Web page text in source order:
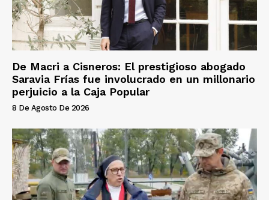
De Macri a Cisneros: El prestigioso abogado
Saravia Frías fue involucrado en un millonario
perjuicio a la Caja Popular
8 De Agosto De 2026